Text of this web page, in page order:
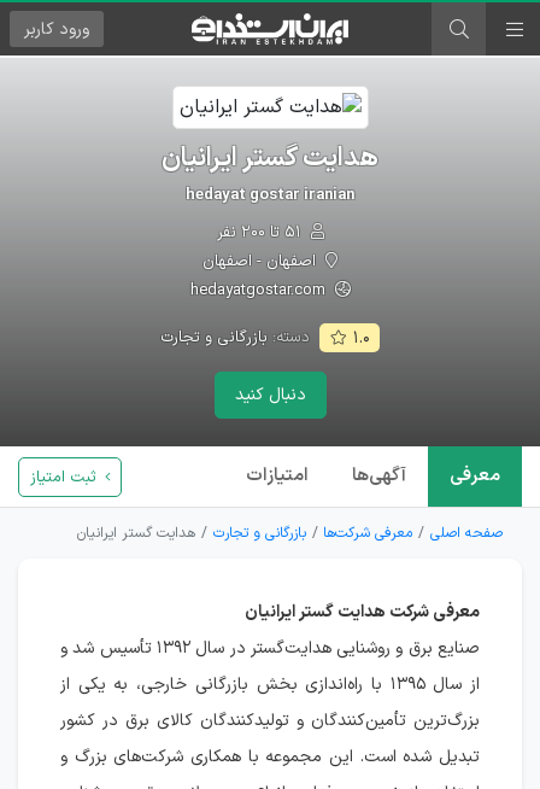
ورود کاربر
هدایت گستر ایرانیان
hedayat gostar iranian
اصفهان - اصفهان
hedayatgostar.com
۱.۰ دسته: بازرگانی و تجارت
دنبال کنید
معرفی آگهی‌ها امتیازات ثبت امتیاز
صفحه اصلی معرفی شرکت‌ها بازرگانی و تجارت هدایت گستر ایرانیان
معرفی شرکت هدایت گستر ایرانیان
صنایع برق و روشنایی هدایت‌گستر در سال ۱۳۹۲ تأسیس شد و
از سال ۱۳۹۵ با راه‌اندازی بخش بازرگانی خارجی، به یکی از
بزرگ‌ترین تأمین‌کنندگان و تولیدکنندگان کالای برق در کشور
تبدیل شده است. این مجموعه با همکاری شرکت‌های بزرگ و